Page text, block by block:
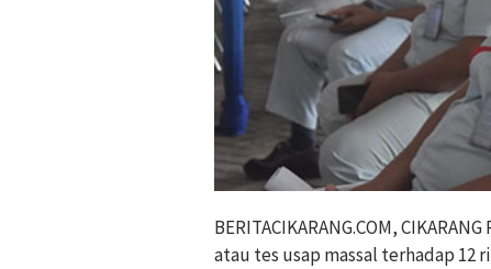
BERITACIKARANG.COM,
atau tes usap massal terhadap 12